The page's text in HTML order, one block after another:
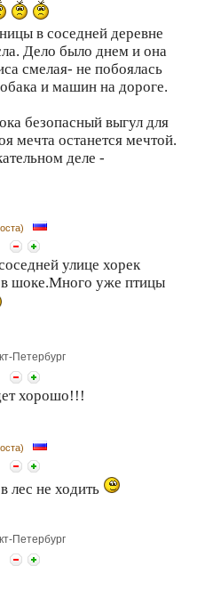
в соседней деревне
Дело было днем и она
смелая- не побоялась
и машин на дороге.
безопасный выгул для
мечта останется мечтой.
деле -
улице хорек
в шоке.Много уже птицы
Петербург
хорошо!!!
лес не ходить
Петербург